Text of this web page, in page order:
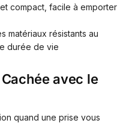
compact, facile à emporter
matériaux résistants au
durée de vie
avec le
quand une prise vous